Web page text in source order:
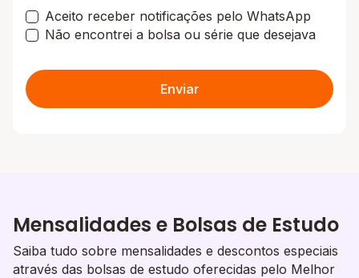
Aceito receber notificações pelo WhatsApp
Não encontrei a bolsa ou série que desejava
Enviar
Mensalidades e Bolsas de Estudo
Saiba tudo sobre mensalidades e descontos especiais
através das bolsas de estudo oferecidas pelo Melhor